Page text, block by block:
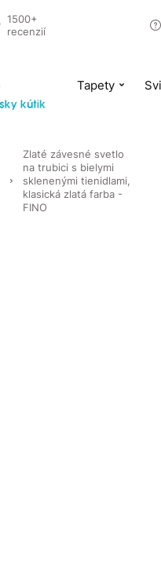
1500+
recenzií
Tapety
Zlaté závesné svetlo
na trubici s bielymi
sklenenými tienidlami,
klasická zlatá farba -
FINO